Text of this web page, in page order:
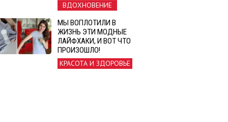
ВДОХНОВЕНИЕ
МЫ ВОПЛОТИЛИ В
ЖИЗНЬ ЭТИ МОДНЫЕ
ЛАЙФХАКИ, И ВОТ ЧТО
ПРОИЗОШЛО!
КРАСОТА И ЗДОРОВЬЕ